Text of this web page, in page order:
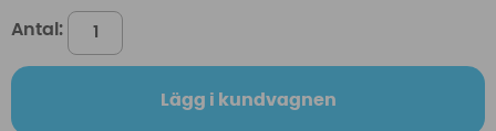
Antal:
Lägg i kundvagnen